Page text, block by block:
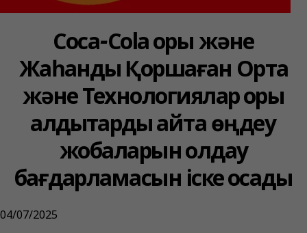
Coca‑Cola қоры және
Жаһандық Қоршаған Орта
және Технологиялар қоры
қалдықтарды қайта өңдеу
жобаларын қолдау
бағдарламасын іске қосады
04/07/2025